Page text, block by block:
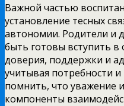
Важной частью
установление тесных
автономии. Родители и
быть готовы вступить
доверия, поддержки и
учитывая потребности
помнить, что
компоненты